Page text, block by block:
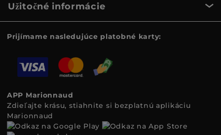
Užitočné informácie
Prijímame nasledujúce platobné karty:
APP Marionnaud
Zdieľajte krásu, stiahnite si bezplatnú aplikáciu
Marionnaud